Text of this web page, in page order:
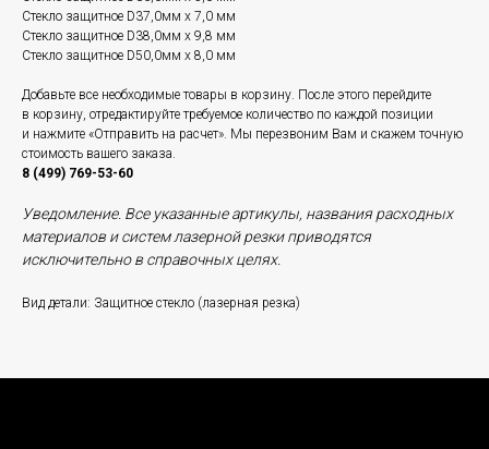
Стекло защитное D37,0мм x 7,0 мм
Стекло защитное D38,0мм x 9,8 мм
Стекло защитное D50,0мм x 8,0 мм
Добавьте все необходимые товары в корзину. После этого перейдите
в корзину, отредактируйте требуемое количество по каждой позиции
и нажмите «Отправить на расчет». Мы перезвоним Вам и скажем точную
стоимость вашего заказа.
8 (499) 769-53-60
Уведомление. Все указанные артикулы, названия расходных
материалов и систем лазерной резки приводятся
исключительно в справочных целях.
Вид детали: Защитное стекло (лазерная резка)